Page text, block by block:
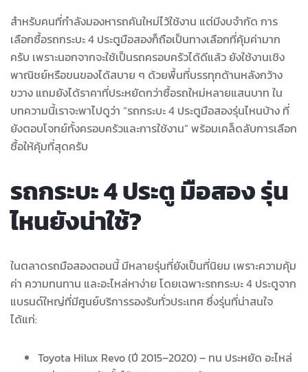
สำหรับคนที่กำลังมองหารถคันใหม่ไว้ใช้งาน แต่มีงบจำกัด การ
เลือกซื้อรถกระบะ 4 ประตูมือสองก็ถือเป็นทางเลือกที่คุ้มค่ามาก
ครับ เพราะนอกจากจะใช้เป็นรถครอบครัวได้ดีแล้ว ยังใช้งานเชิง
พาณิชย์หรือขนของได้สบาย ๆ ด้วยพื้นที่บรรทุกด้านหลังกว้าง
ขวาง แถมยังได้ราคาที่ประหยัดกว่าซื้อรถใหม่หลายแสนบาท ใน
บทความนี้เราจะพาไปดูว่า “รถกระบะ 4 ประตูมือสองรุ่นไหนบ้าง ที่
ยังตอบโจทย์ทั้งครอบครัวและการใช้งาน” พร้อมเคล็ดลับการเลือก
ซื้อให้คุ้มที่สุดครับ
รถกระบะ 4 ประตู มือสอง รุ่น
ไหนยังน่าใช้?
ในตลาดรถมือสองตอนนี้ มีหลายรุ่นที่ยังเป็นที่นิยม เพราะความคุ้ม
ค่า ความทนทาน และอะไหล่หาง่าย โดยเฉพาะรถกระบะ 4 ประตูจาก
แบรนด์ใหญ่ที่มีศูนย์บริการรองรับทั่วประเทศ ซึ่งรุ่นที่น่าสนใจ
ได้แก่:
Toyota Hilux Revo (ปี 2015–2020) – ทน ประหยัด อะไหล่